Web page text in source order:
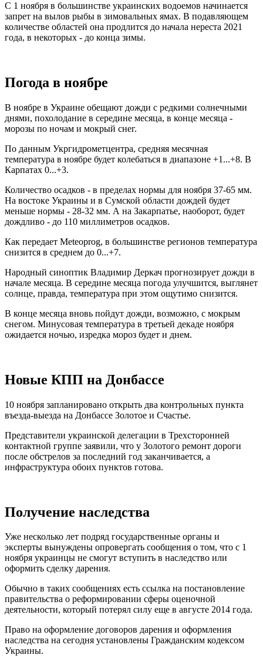
С 1 ноября в большинстве украинских водоемов начинается
запрет на вылов рыбы в зимовальных ямах. В подавляющем
количестве областей она продлится до начала нереста 2021
года, в некоторых - до конца зимы.
Погода в ноябре
В ноябре в Украине обещают дожди с редкими солнечными
днями, похолодание в середине месяца, в конце месяца -
морозы по ночам и мокрый снег.
По данным Укргидрометцентра, средняя месячная
температура в ноябре будет колебаться в диапазоне +1...+8. В
Карпатах 0...+3.
Количество осадков - в пределах нормы для ноября 37-65 мм.
На востоке Украины и в Сумской области дождей будет
меньше нормы - 28-32 мм. А на Закарпатье, наоборот, будет
дождливо - до 110 миллиметров осадков.
Как передает Meteoprog, в большинстве регионов температура
снизится в среднем до 0...+7.
Народный синоптик Владимир Деркач прогнозирует дожди в
начале месяца. В середине месяца погода улучшится, выглянет
солнце, правда, температура при этом ощутимо снизится.
В конце месяца вновь пойдут дожди, возможно, с мокрым
снегом. Минусовая температура в третьей декаде ноября
ожидается ночью, изредка мороз будет и днем.
Новые КПП на Донбассе
10 ноября запланировано открыть два контрольных пункта
въезда-выезда на Донбассе Золотое и Счастье.
Представители украинской делегации в Трехсторонней
контактной группе заявили, что у Золотого ремонт дороги
после обстрелов за последний год заканчивается, а
инфраструктура обоих пунктов готова.
Получение наследства
Уже несколько лет подряд государственные органы и
эксперты вынуждены опровергать сообщения о том, что с 1
ноября украинцы не смогут вступить в наследство или
оформить сделку дарения.
Обычно в таких сообщениях есть ссылка на постановление
правительства о реформировании сферы оценочной
деятельности, который потерял силу еще в августе 2014 года.
Право на оформление договоров дарения и оформления
наследства на сегодня установлены Гражданским кодексом
Украины.